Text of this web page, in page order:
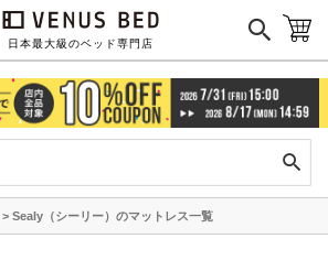
日本最大級のベッド専門店
Sealy（シーリー）のマットレス一覧